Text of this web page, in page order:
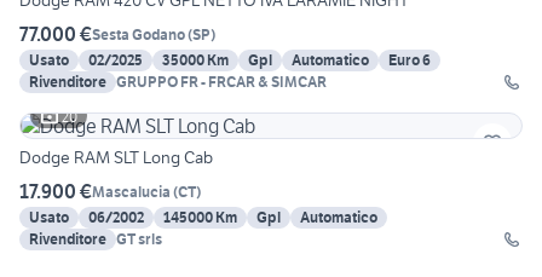
77.000 €Sesta Godano(SP)
Usato
02/2025 35000 Km Gpl Automatico
Euro 6
Rivenditore GRUPPO FR - FRCAR & SIMCAR
20
Dodge RAM SLT Long Cab
17.900 €Mascalucia (CT)
Usato
06/2002 145000 Km Gpl
Automatico
Rivenditore GT srls